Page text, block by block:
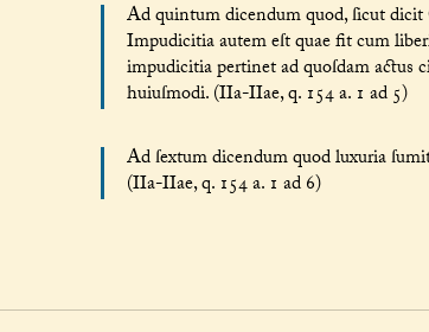
Ad quintum dicendum quod, ſicut
Impudicitia autem eſt quae fit cum
impudicitia pertinet ad quoſdam actus
huiuſmodi. (IIa-IIae, q. 154 a. 1 ad 5)
Ad ſextum dicendum quod luxuria
(IIa-IIae, q. 154 a. 1 ad 6)